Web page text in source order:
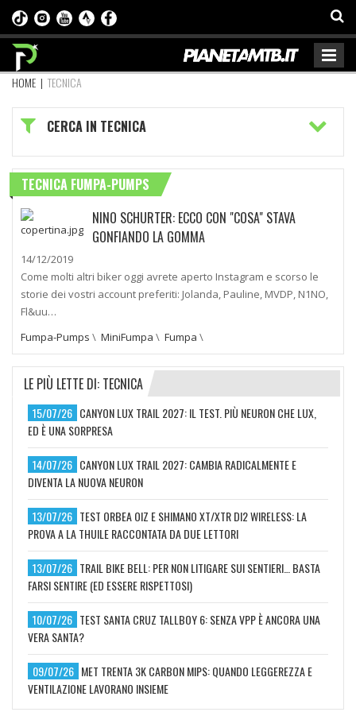
HOME | TECNICA
CERCA IN TECNICA
TECNICA FUMPA-PUMPS
NINO SCHURTER: ECCO CON "COSA" STAVA
GONFIANDO LA GOMMA
14/12/2019
Come molti altri biker oggi avrete aperto Instagram e scorso le
storie dei vostri account preferiti: Jolanda, Pauline, MVDP, N1NO,
Fl&uu…
Fumpa-Pumps \ MiniFumpa \ Fumpa \
LE PIÙ LETTE DI: TECNICA
15/07/26 CANYON LUX TRAIL 2027: IL TEST. PIÙ NEURON CHE LUX,
ED È UNA SORPRESA
14/07/26 CANYON LUX TRAIL 2027: CAMBIA RADICALMENTE E
DIVENTA LA NUOVA NEURON
13/07/26 TEST ORBEA OIZ E SHIMANO XT/XTR DI2 WIRELESS: LA
PROVA A LA THUILE RACCONTATA DA DUE LETTORI
13/07/26 TRAIL BIKE BELL: PER NON LITIGARE SUI SENTIERI… BASTA
FARSI SENTIRE (ED ESSERE RISPETTOSI)
10/07/26 TEST SANTA CRUZ TALLBOY 6: SENZA VPP È ANCORA UNA
VERA SANTA?
09/07/26 MET TRENTA 3K CARBON MIPS: QUANDO LEGGEREZZA E
VENTILAZIONE LAVORANO INSIEME